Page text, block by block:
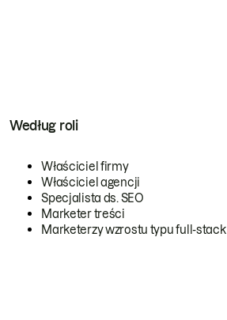
Według roli
Właściciel firmy
Właściciel agencji
Specjalista ds. SEO
Marketer treści
Marketerzy wzrostu typu full-stack